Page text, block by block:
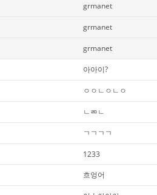
grmanet
grmanet
grmanet
아아이?
ㅇㅇㄴㅇㄴㅇ
ㄴㄻㄴ
ㄱㄱㄱㄱ
1233
흐엉어